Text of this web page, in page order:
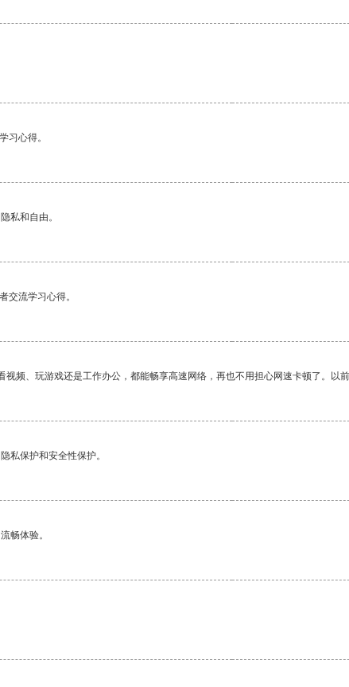
习心得。
私和自由。
交流学习心得。
频、玩游戏还是工作办公，都能畅享高速网络，再也不用担心网速卡顿了。以
私保护和安全性保护。
畅体验。